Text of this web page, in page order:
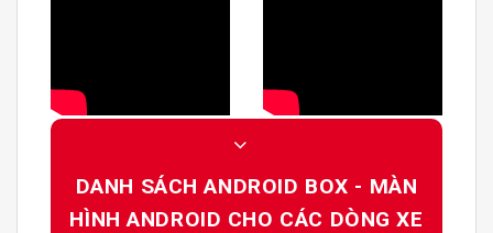
DANH SÁCH ANDROID BOX - MÀN
HÌNH ANDROID CHO CÁC DÒNG XE